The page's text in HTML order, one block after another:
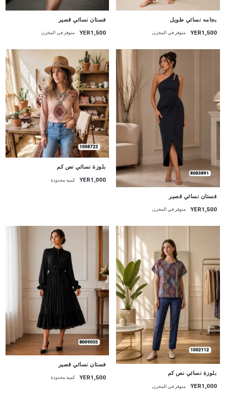
بجامه نسائي طويل
YER1,500 متوفر في المخزن
فستان نسائي قصير
YER1,500 متوفر في المخزن
فستان نسائي قصير
YER1,500 متوفر في المخزن
جديد
بلوزة نسائي نص كم
YER1,000 كمية محدودة
جديد
بلوزة نسائي نص كم
YER1,000 متوفر في المخزن
فستان نسائي قصير
YER1,500 كمية محدودة